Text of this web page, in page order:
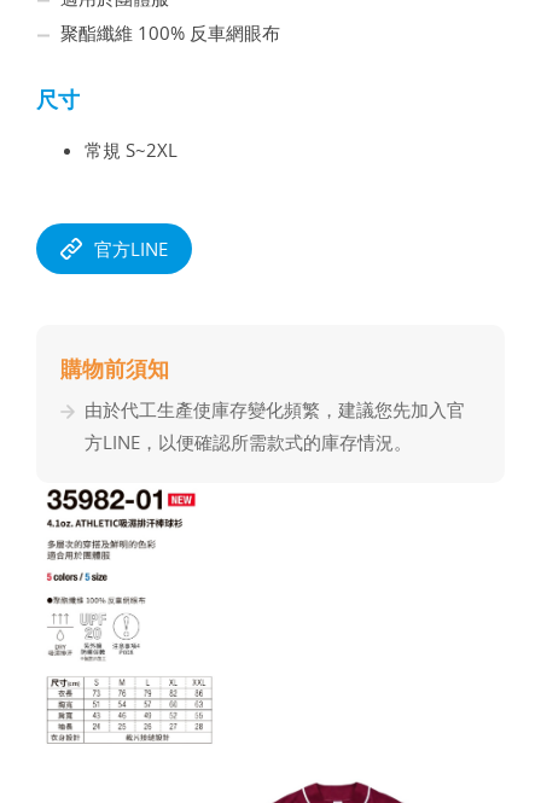
聚酯纖維 100% 反車網眼布
尺寸
常規 S~2XL
官方LINE
購物前須知
由於代⼯⽣產使庫存變化頻繁，建議您先加入官
⽅LINE，以便確認所需款式的庫存情況。